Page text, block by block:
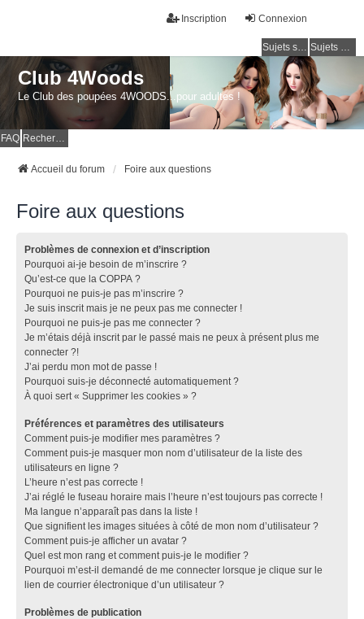
Connexion
Inscription
Sujets sans réponse Sujets actifs
Club 4Woods
Le Club des poupées 4WOODS...pour adultes !
FAQ
Accueil du forum Foire aux questions
Foire aux questions
Problèmes de connexion et d’inscription
Pourquoi ai-je besoin de m’inscrire ?
Qu’est-ce que la COPPA ?
Pourquoi ne puis-je pas m’inscrire ?
Je suis inscrit mais je ne peux pas me connecter !
Pourquoi ne puis-je pas me connecter ?
Je m’étais déjà inscrit par le passé mais ne peux à présent plus me
connecter ?!
J’ai perdu mon mot de passe !
Pourquoi suis-je déconnecté automatiquement ?
À quoi sert « Supprimer les cookies » ?
Préférences et paramètres des utilisateurs
Comment puis-je modifier mes paramètres ?
Comment puis-je masquer mon nom d’utilisateur de la liste des
utilisateurs en ligne ?
L’heure n’est pas correcte !
J’ai réglé le fuseau horaire mais l’heure n’est toujours pas correcte !
Ma langue n’apparaît pas dans la liste !
Que signifient les images situées à côté de mon nom d’utilisateur ?
Comment puis-je afficher un avatar ?
Quel est mon rang et comment puis-je le modifier ?
Pourquoi m’est-il demandé de me connecter lorsque je clique sur le
lien de courrier électronique d’un utilisateur ?
Problèmes de publication